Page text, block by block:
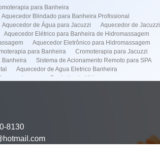
para Banheira
Aquecedor Blindado para Banheira Profissional
Aquecedor de Água para Jacuzzi
Aquecedor de Jacuzzi
Aquecedor Elétrico para Banheira de Hidromassagem
Aquecedor Eletrônico para Hidromassagem
para Banheira
Cromoterapia para Jacuzzi
Banheira
Sistema de Acionamento Remoto para SPA
Aquecedor de Agua Eletrico Banheira
Aquecedores para Banheira de Hidromassagem
Simples
Automação de Spa
Banheira Hidro em Itaim Bibi
8130